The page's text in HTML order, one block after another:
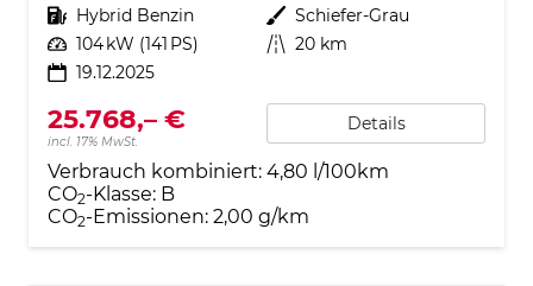
Kraftstoff Hybrid Benzin Außenfarbe Schiefer-Grau
Leistung 104 kW (141 PS) Kilometerstand 20 km
19.12.2025
25.768,– €
incl. 17% MwSt.
Details
Verbrauch kombiniert: 4,80 l/100km
CO2-Klasse: B
CO2-Emissionen: 2,00 g/km